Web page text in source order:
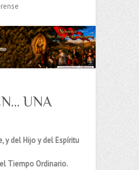
UNA
y del Hijo y del Espíritu
Tiempo Ordinario.